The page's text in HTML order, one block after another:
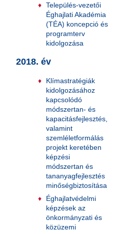
Település-vezetői
Éghajlati Akadémia
(TÉA) koncepció és
programterv
kidolgozása
2018. év
Klímastratégiák
kidolgozásához
kapcsolódó
módszertan- és
kapacitásfejlesztés,
valamint
szemléletformálás
projekt keretében
képzési
módszertan és
tananyagfejlesztés
minőségbiztosítása
Éghajlatvédelmi
képzések az
önkormányzati és
közüzemi